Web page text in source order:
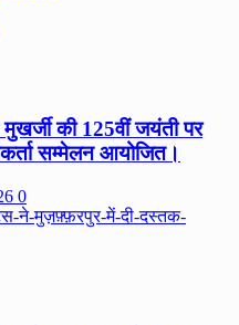
मुखर्जी की 125वीं जयंती पर
सम्मेलन आयोजित।
0